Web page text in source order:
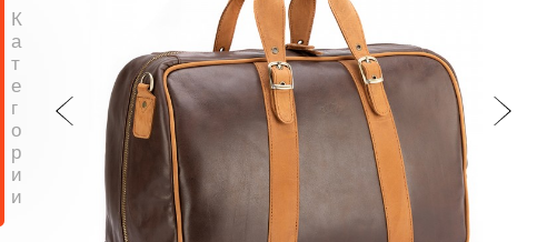
К
а
т
е
г
о
р
и
и